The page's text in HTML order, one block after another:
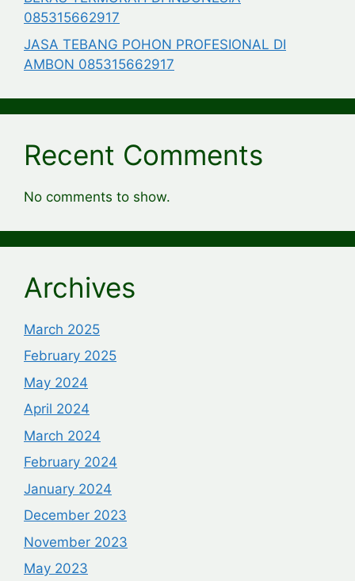
085315662917
JASA TEBANG POHON PROFESIONAL DI
AMBON 085315662917
Recent Comments
No comments to show.
Archives
March 2025
February 2025
May 2024
April 2024
March 2024
February 2024
January 2024
December 2023
November 2023
May 2023